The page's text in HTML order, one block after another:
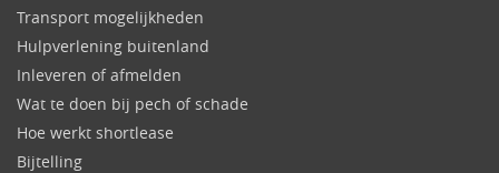
Transport mogelijkheden
Hulpverlening buitenland
Inleveren of afmelden
Wat te doen bij pech of schade
Hoe werkt shortlease
Bijtelling